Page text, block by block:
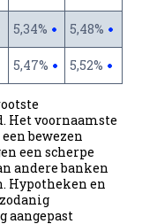
5,34%
5,48%
5,47% 5,52%
Het voornaamste
bewezen
een scherpe
andere banken
Hypotheken en
aangepast